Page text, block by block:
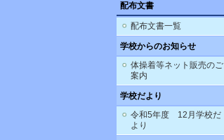
配布文書
配布文書一覧
学校からのお知らせ
体操着等ネット販売のご
案内
学校だより
令和5年度 12月学校だ
より